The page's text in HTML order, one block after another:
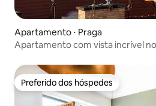
Apartamento ⋅ Praga
Apartamento com vista incrível
Preferido dos hóspedes
Preferido dos hóspedes